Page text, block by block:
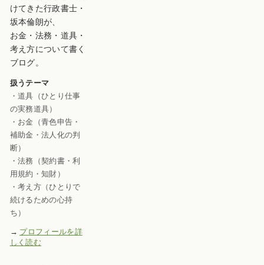
けてきた行政書士・
坂本倫朗が、
お金・法務・道具・
考え方について書く
ブログ。
扱うテーマ
・道具（ひとり仕事
の実務道具）
・お金（青色申告・
補助金・法人化の判
断）
・法務（契約書・利
用規約・知財）
・考え方（ひとりで
続けるための心持
ち）
→ プロフィールを詳
しく読む